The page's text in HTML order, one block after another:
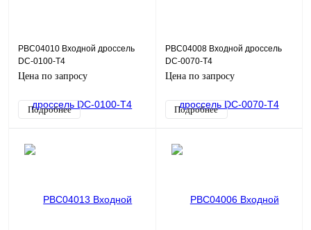
PBC04010 Входной дроссель
DC-0100-T4
Цена по запросу
Подробнее
PBC04008 Входной дроссель
DC-0070-T4
Цена по запросу
Подробнее